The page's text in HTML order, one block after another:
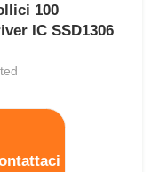
100
IC SSD1306